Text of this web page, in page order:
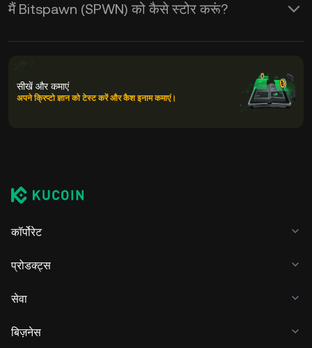
मैं Bitspawn (SPWN) को कैसे स्टोर करूं?
सीखें और कमाएं
अपने क्रिप्टो ज्ञान को टेस्ट करें और कैश इनाम कमाएं।
कॉर्पोरेट
प्रोडक्ट्स
सेवा
बिज़नेस